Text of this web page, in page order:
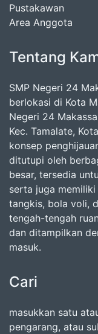
Pustakawan
Area Anggota
Tentang
SMP Negeri 24
berlokasi di Kota
Negeri 24
Kec. Tamalate,
konsep
ditutupi oleh
besar, tersedia
serta juga
tangkis, bola voli,
tengah-tengah
dan ditampilkan
masuk.
Cari
masukkan satu
pengarang, atau